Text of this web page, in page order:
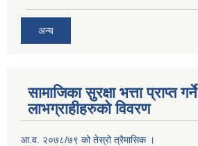
अन्य
सामाजिका सुरक्षा भत्ता प्राप्त गर्ने
लाभग्राहीहरुको विवरण
आ.व. २०७८/७९ को तेस्रो त्रैमासिक ।